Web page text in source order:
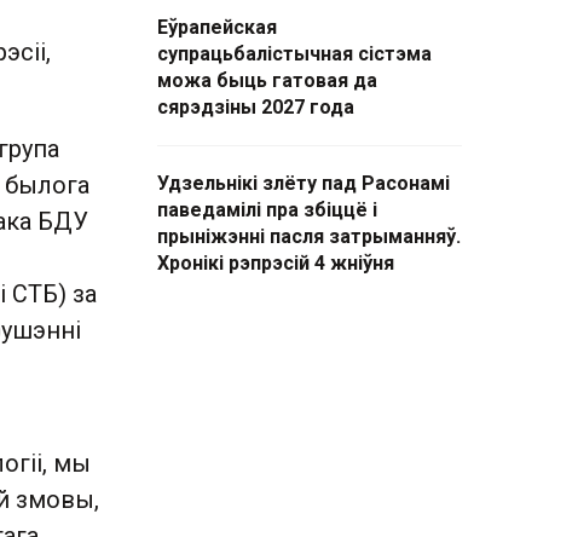
былога
БДУ
СТБ) за
мы
змовы,
Еўрапейская
супрацьбалістычная сістэма
можа быць гатовая да
сярэдзіны 2027 года
Удзельнікі злёту пад Расонамі
паведамілі пра збіццё і
прыніжэнні пасля затрыманняў.
Хронікі рэпрэсій 4 жніўня